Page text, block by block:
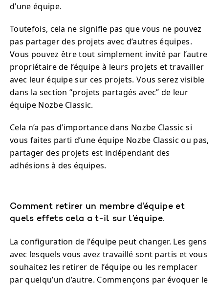
d’une équipe.
Toutefois, cela ne signifie pas que vous ne pouvez
pas partager des projets avec d’autres équipes.
Vous pouvez être tout simplement invité par l’autre
propriétaire de l’équipe à leurs projets et travailler
avec leur équipe sur ces projets. Vous serez visible
dans la section “projets partagés avec” de leur
équipe Nozbe Classic.
Cela n’a pas d’importance dans Nozbe Classic si
vous faites parti d’une équipe Nozbe Classic ou pas,
partager des projets est indépendant des
adhésions à des équipes.
Comment retirer un membre d’équipe et
quels effets cela a t-il sur l’équipe.
La configuration de l’équipe peut changer. Les gens
avec lesquels vous avez travaillé sont partis et vous
souhaitez les retirer de l’équipe ou les remplacer
par quelqu’un d’autre. Commençons par évoquer le